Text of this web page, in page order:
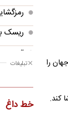
را
مصر را تماشا کند.
ریسک
تیم
تلاش‌های
تبلیغات
خط داغ